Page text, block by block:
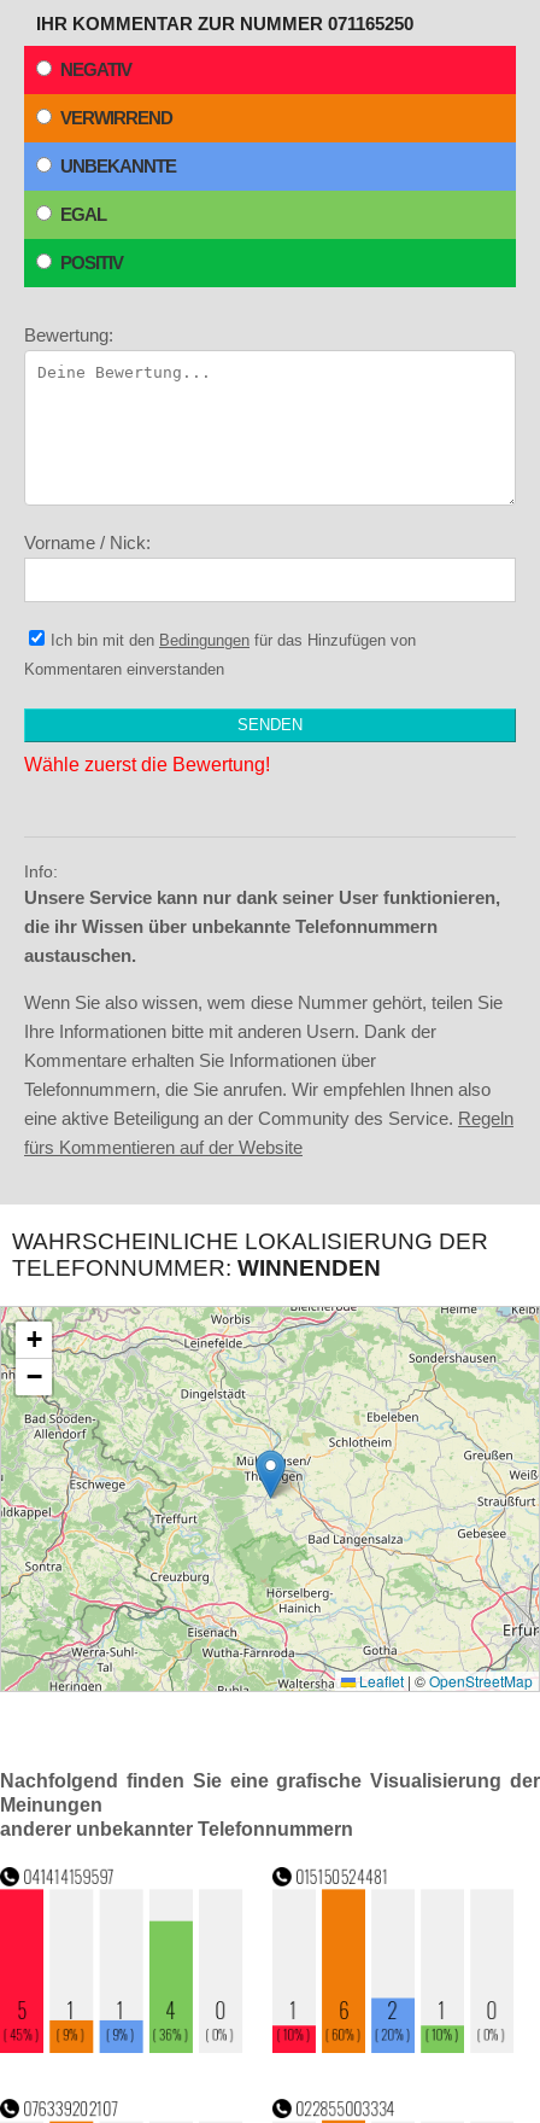
IHR KOMMENTAR ZUR NUMMER 071165250
NEGATIV
VERWIRREND
UNBEKANNTE
EGAL
POSITIV
Bewertung:
Vorname / Nick:
Ich bin mit den Bedingungen für das Hinzufügen von
Kommentaren einverstanden
Wähle zuerst die Bewertung!
Info:
Unsere Service kann nur dank seiner User funktionieren,
die ihr Wissen über unbekannte Telefonnummern
austauschen.
Wenn Sie also wissen, wem diese Nummer gehört, teilen Sie
Ihre Informationen bitte mit anderen Usern. Dank der
Kommentare erhalten Sie Informationen über
Telefonnummern, die Sie anrufen. Wir empfehlen Ihnen also
eine aktive Beteiligung an der Community des Service. Regeln
fürs Kommentieren auf der Website
WAHRSCHEINLICHE LOKALISIERUNG DER
TELEFONNUMMER: WINNENDEN
Nachfolgend finden Sie eine grafische Visualisierung der
Meinungen
anderer unbekannter Telefonnummern